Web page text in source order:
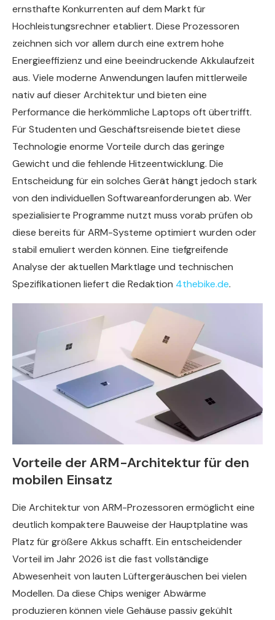
ernsthafte Konkurrenten auf dem Markt für
Hochleistungsrechner etabliert. Diese Prozessoren
zeichnen sich vor allem durch eine extrem hohe
Energieeffizienz und eine beeindruckende Akkulaufzeit
aus. Viele moderne Anwendungen laufen mittlerweile
nativ auf dieser Architektur und bieten eine
Performance die herkömmliche Laptops oft übertrifft.
Für Studenten und Geschäftsreisende bietet diese
Technologie enorme Vorteile durch das geringe
Gewicht und die fehlende Hitzeentwicklung. Die
Entscheidung für ein solches Gerät hängt jedoch stark
von den individuellen Softwareanforderungen ab. Wer
spezialisierte Programme nutzt muss vorab prüfen ob
diese bereits für ARM-Systeme optimiert wurden oder
stabil emuliert werden können. Eine tiefgreifende
Analyse der aktuellen Marktlage und technischen
Spezifikationen liefert die Redaktion 4thebike.de.
Vorteile der ARM-Architektur für den
mobilen Einsatz
Die Architektur von ARM-Prozessoren ermöglicht eine
deutlich kompaktere Bauweise der Hauptplatine was
Platz für größere Akkus schafft. Ein entscheidender
Vorteil im Jahr 2026 ist die fast vollständige
Abwesenheit von lauten Lüftergeräuschen bei vielen
Modellen. Da diese Chips weniger Abwärme
produzieren können viele Gehäuse passiv gekühlt